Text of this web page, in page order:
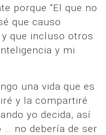
porque “El que no
que causo
que incluso otros
y mi
una vida que es
y la compartiré
yo decida, así
… no debería de ser